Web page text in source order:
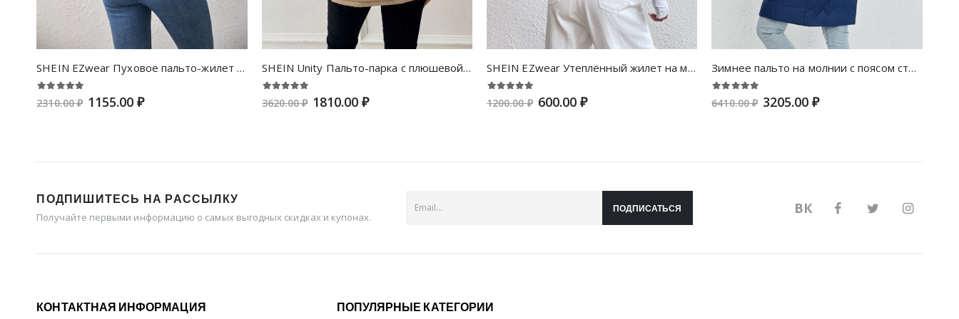
SHEIN EZwear Пуховое пальто-жилет на молнии с капюшоном
2310.00 ₽ 1155.00 ₽
SHEIN Unity Пальто-парка с плюшевой отделкой с карманом на кулиске с капюшоном
3620.00 ₽ 1810.00 ₽
SHEIN EZwear Утеплённый жилет на молнии
1200.00 ₽ 600.00 ₽
Зимнее пальто на молнии с поясом стеганый с шарфом
6410.00 ₽ 3205.00 ₽
ПОДПИШИТЕСЬ НА РАССЫЛКУ
Получайте первыми информацию о самых выгодных скидках и купонах.
ПОДПИСАТЬСЯ ВК
КОНТАКТНАЯ ИНФОРМАЦИЯ ПОПУЛЯРНЫЕ КАТЕГОРИИ